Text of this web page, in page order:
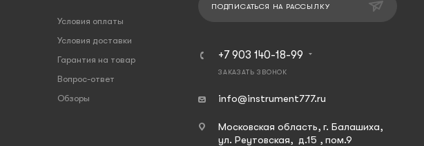
Условия оплаты
Условия доставки
Гарантия на товар
Вопрос-ответ
Обзоры
ПОДПИСАТЬСЯ НА РАССЫЛКУ
+7 903 140-18-99
ЗАКАЗАТЬ ЗВОНОК
info@instrument777.ru
Московская область, г. Балашиха,
ул. Реутовская, д.15 , пом.9